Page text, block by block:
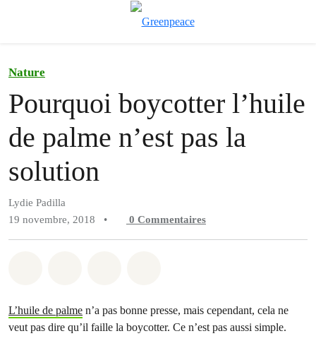
Nature
Pourquoi boycotter l’huile
de palme n’est pas la
solution
Lydie Padilla
19 novembre, 2018
• 0 Commentaires
L’huile de palme n’a pas bonne presse, mais cependant, cela ne
veut pas dire qu’il faille la boycotter. Ce n’est pas aussi simple.